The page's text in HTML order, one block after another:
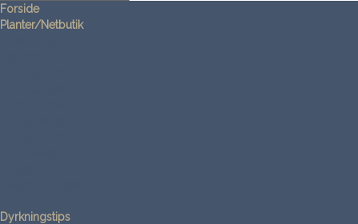
Forside
Planter/Netbutik
Dyrkningstips